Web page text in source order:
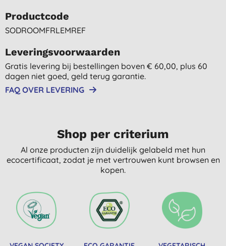
Productcode
SODROOMFRLEMREF
Leveringsvoorwaarden
Gratis levering bij bestellingen boven € 60,00, plus 60
dagen niet goed, geld terug garantie.
FAQ OVER LEVERING
Shop per criterium
Al onze producten zijn duidelijk gelabeld met hun
ecocertificaat, zodat je met vertrouwen kunt browsen en
kopen.